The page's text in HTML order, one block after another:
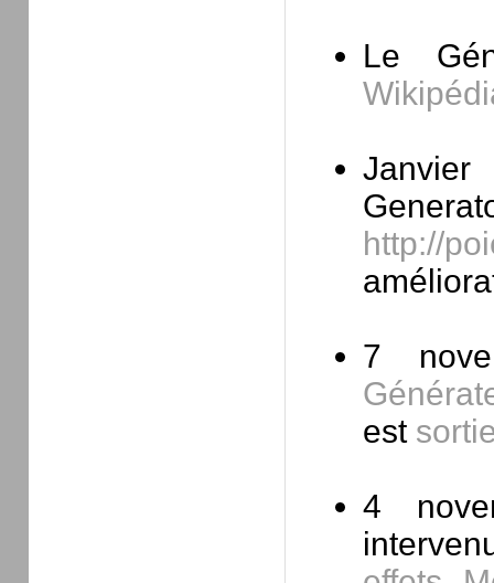
Le
http://
7
est
4